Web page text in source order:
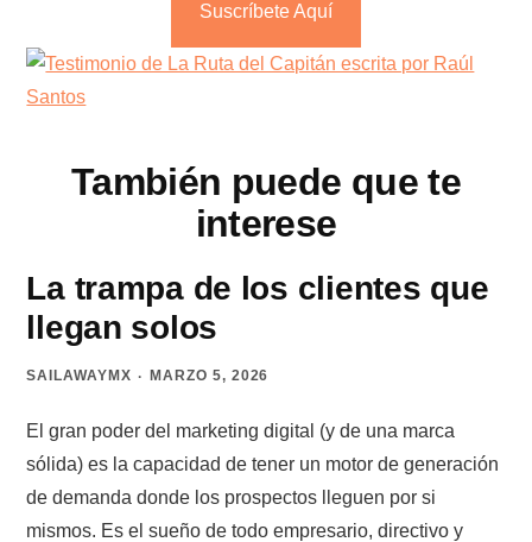
Suscríbete Aquí
También puede que te
interese
La trampa de los clientes que
llegan solos
SAILAWAYMX MARZO 5, 2026
El gran poder del marketing digital (y de una marca
sólida) es la capacidad de tener un motor de generación
de demanda donde los prospectos lleguen por si
mismos. Es el sueño de todo empresario, directivo y